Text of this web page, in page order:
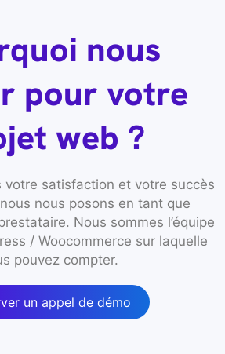
nous
pour votre
web ?
votre satisfaction et votre succès
nous posons en tant que
Nous sommes l’équipe
/ Woocommerce sur laquelle
pouvez compter.
un appel de démo